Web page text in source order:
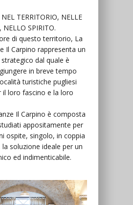
TERRITORIO, NELLE
SPIRITO.
di questo territorio, La
Il Carpino rappresenta un
dal quale è
in breve tempo
turistiche pugliesi
il loro fascino e la loro
Il Carpino è composta
appositamente per
ospite, singolo, in coppia
soluzione ideale per un
ed indimenticabile.